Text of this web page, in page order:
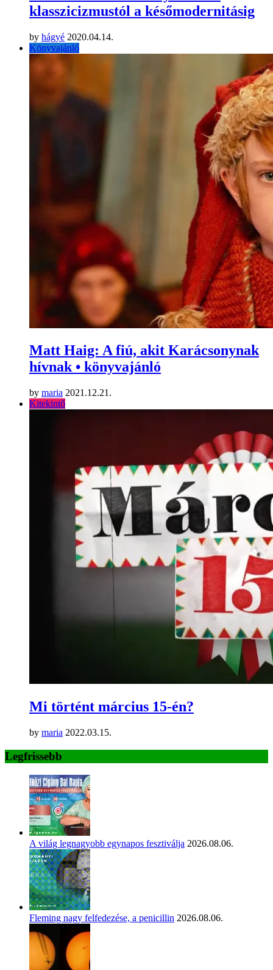
klasszicizmustól a későmodernitásig
by hágyé 2020.04.14.
Könyvajánló
Matt Haig: A fiú, akit Karácsonynak
hívnak • könyvajánló
by maria 2021.12.21.
Kitekintő
Mi történt március 15-én?
by maria 2022.03.15.
Legfrissebb
A világ legnagyobb egynapos fesztiválja 2026.08.06.
Fleming nagy felfedezése, a penicillin 2026.08.06.